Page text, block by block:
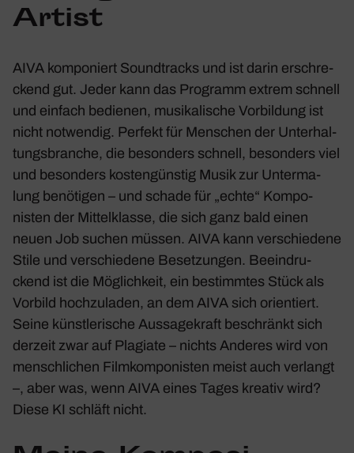
Artist
AIVA kompo­niert Sound­tracks und ist darin erschre­
ckend gut. Jeder kann das Programm extrem schnell
und einfach bedienen, musi­ka­li­sche Vorbil­dung ist
nicht notwendig. Perfekt für Menschen der Unter­hal­
tungs­branche, die beson­ders schnell, beson­ders viel
und beson­ders kosten­günstig Musik zur Unter­ma­
lung benö­tigen – und schade für „echte“ Kompo­
nisten der Mittel­klasse, die sich ganz bald einen
neuen Job suchen müssen. AIVA kann verschie­dene
Stile und verschie­dene Beset­zungen. Beein­dru­
ckend ist die Möglich­keit, ein bestimmtes Stück als
Vorbild hoch­zu­laden, an dem AIVA sich orien­tiert.
Seine künst­le­ri­sche Aussa­ge­kraft beschränkt sich
derzeit zwar auf Plagiate – nichts Anderes wird von
mensch­li­chen Film­kom­po­nisten meist auch verlangt
–, aber was, wenn AIVA eines Tages kreativ wird?
Diese KI schläft nicht.